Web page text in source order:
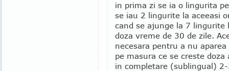
in prima zi se ia o lingurita
se iau 2 lingurite la aceeasi
cand se ajunge la 7 lingurite
doza vreme de 30 de zile.
necesara pentru a nu
pe masura ce se creste
in completare (sublingual)